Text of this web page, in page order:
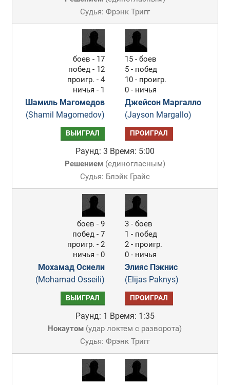
Судья: Фрэнк Тригг
боев - 17
побед - 12
проигр. - 4
ничья - 1
Шамиль Магомедов
(Shamil Magomedov)
15 - боев
5 - побед
10 - проигр.
0 - ничья
Джейсон Маргалло
(Jayson Margallo)
ВЫИГРАЛ ПРОИГРАЛ
Раунд: 3 Время: 5:00
Решением(единогласным)
Судья: Блэйк Грайс
боев - 9
побед - 7
проигр. - 2
ничья - 0
Мохамад Осиели
(Mohamad Osseili)
3 - боев
1 - побед
2 - проигр.
0 - ничья
Элияс Пэкнис
(Elijas Paknys)
ВЫИГРАЛ ПРОИГРАЛ
Раунд: 1 Время: 1:35
Нокаутом (удар локтем с разворота)
Судья: Фрэнк Тригг